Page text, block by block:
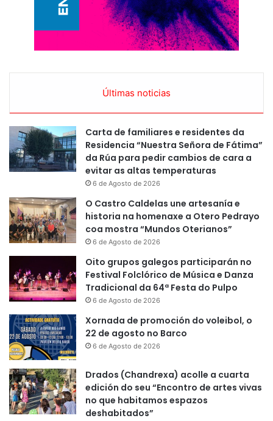
Últimas noticias
Carta de familiares e residentes da
Residencia “Nuestra Señora de Fátima”
da Rúa para pedir cambios de cara a
evitar as altas temperaturas
6 de Agosto de 2026
O Castro Caldelas une artesanía e
historia na homenaxe a Otero Pedrayo
coa mostra “Mundos Oterianos”
6 de Agosto de 2026
Oito grupos galegos participarán no
Festival Folclórico de Música e Danza
Tradicional da 64ª Festa do Pulpo
6 de Agosto de 2026
Xornada de promoción do voleibol, o
22 de agosto no Barco
6 de Agosto de 2026
Drados (Chandrexa) acolle a cuarta
edición do seu “Encontro de artes vivas
no que habitamos espazos
deshabitados”